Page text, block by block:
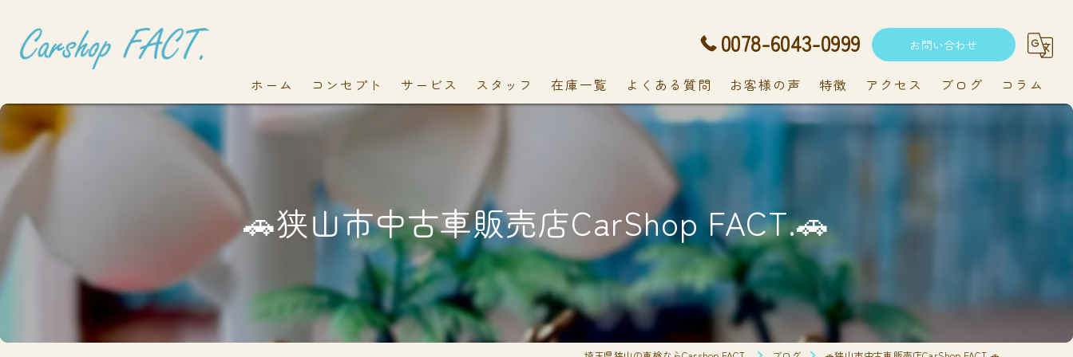
0078-6043-0999 お問い合わせ
ホーム コンセプト サービス スタッフ 在庫一覧 よくある質問 お客様の声 特徴 アクセス ブログ コラム
🚗狭山市中古車販売店CarShop FACT.🚗